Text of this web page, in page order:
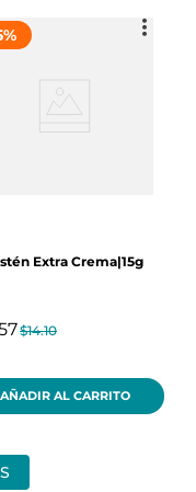
%
Canestén Extra Crema|15g
$14.10
AÑADIR AL CARRITO